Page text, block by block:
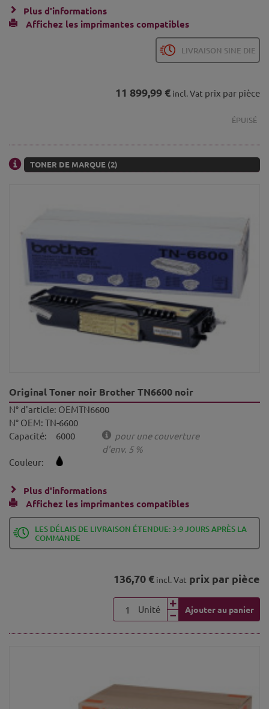
Plus d'informations
Affichez les imprimantes compatibles
LIVRAISON SINE DIE
11 899,99 € incl. Vat prix par pièce
ÉPUISÉ
TONER DE MARQUE (2)
Original Toner noir Brother TN6600 noir
N° d'article: OEMTN6600
N° OEM: TN-6600
Capacité:
6000
pour une couverture
d'env. 5 %
Couleur:
Plus d'informations
Affichez les imprimantes compatibles
LES DÉLAIS DE LIVRAISON ÉTENDUE: 3-9 JOURS APRÈS LA
COMMANDE
136,70 € incl. Vat prix par pièce
Unité Ajouter au panier